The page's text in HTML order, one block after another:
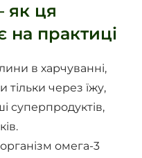
як ця
практиці
в харчуванні,
тільки через їжу,
суперпродуктів,
омега-3